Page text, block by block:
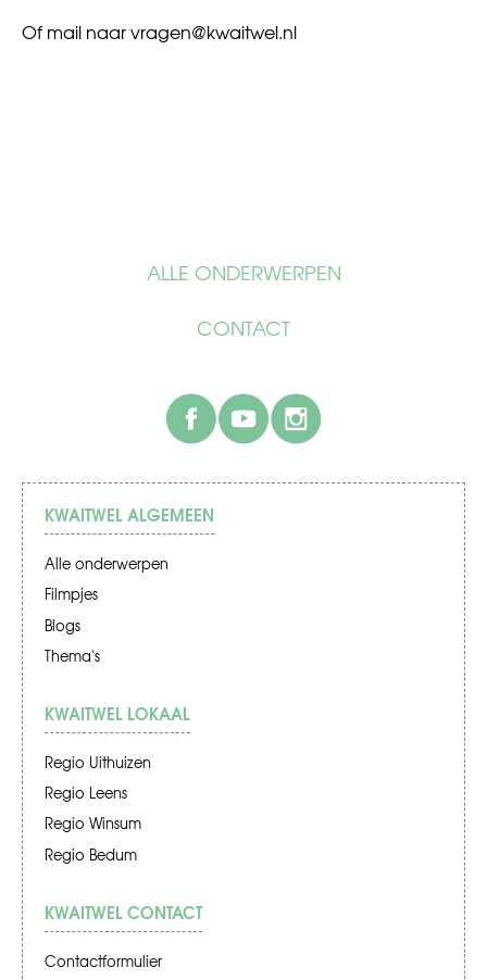
ALLE ONDERWERPEN
CONTACT
facebook
Of mail naarvragen@kwaitwel.nl
KWAITWEL ALGEMEEN
Alle onderwerpen
Filmpjes
Blogs
Thema's
KWAITWEL LOKAAL
Regio Uithuizen
Regio Leens
Regio Winsum
Regio Bedum
KWAITWEL CONTACT
Contactformulier